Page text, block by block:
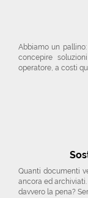
Abbiamo un
concepire
operatore, a costi
Quanti documenti
ancora ed
davvero la pena?